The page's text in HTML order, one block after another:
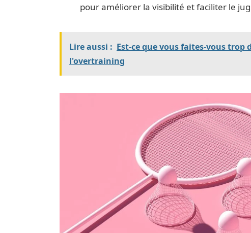
pour améliorer la visibilité et faciliter le
Lire aussi : Est-ce que vous faites-vous trop
l'overtraining